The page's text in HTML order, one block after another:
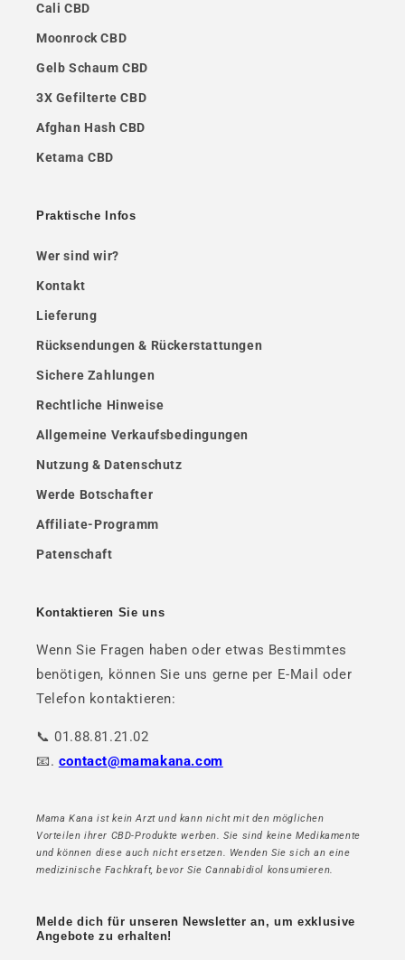
Cali CBD
Moonrock CBD
Gelb Schaum CBD
3X Gefilterte CBD
Afghan Hash CBD
Ketama CBD
Praktische Infos
Wer sind wir?
Kontakt
Lieferung
Rücksendungen & Rückerstattungen
Sichere Zahlungen
Rechtliche Hinweise
Allgemeine Verkaufsbedingungen
Nutzung & Datenschutz
Werde Botschafter
Affiliate-Programm
Patenschaft
Kontaktieren Sie uns
Wenn Sie Fragen haben oder etwas Bestimmtes
benötigen, können Sie uns gerne per E-Mail oder
Telefon kontaktieren:
📞 01.88.81.21.02
📧. contact@mamakana.com
Mama Kana ist kein Arzt und kann nicht mit den möglichen
Vorteilen ihrer CBD-Produkte werben. Sie sind keine Medikamente
und können diese auch nicht ersetzen. Wenden Sie sich an eine
medizinische Fachkraft, bevor Sie Cannabidiol konsumieren.
Melde dich für unseren Newsletter an, um exklusive
Angebote zu erhalten!